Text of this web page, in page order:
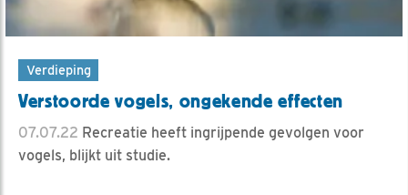
Verdieping
Verstoorde vogels, ongekende effecten
07.07.22 Recreatie heeft ingrijpende gevolgen voor
vogels, blijkt uit studie.